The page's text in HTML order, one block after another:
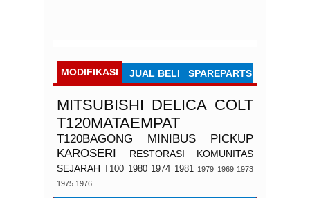
MODIFIKASI JUAL BELI SPAREPARTS
MITSUBISHI DELICA COLT
T120MATAEMPAT
T120BAGONG MINIBUS
PICKUP
KAROSERI
RESTORASI
KOMUNITAS
SEJARAH T100 1980 1974 1981 1979 1969 1973
1975 1976